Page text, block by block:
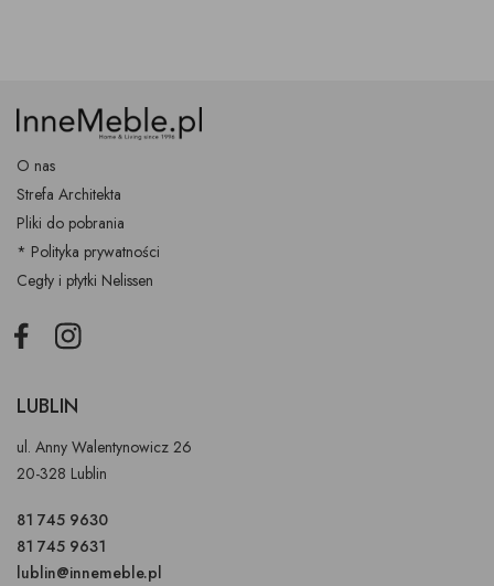
O nas
Strefa Architekta
Pliki do pobrania
* Polityka prywatności
Cegły i płytki Nelissen
FacebookInstagram
LUBLIN
ul. Anny Walentynowicz 26
20-328 Lublin
81 745 9630
81 745 9631
lublin@innemeble.pl